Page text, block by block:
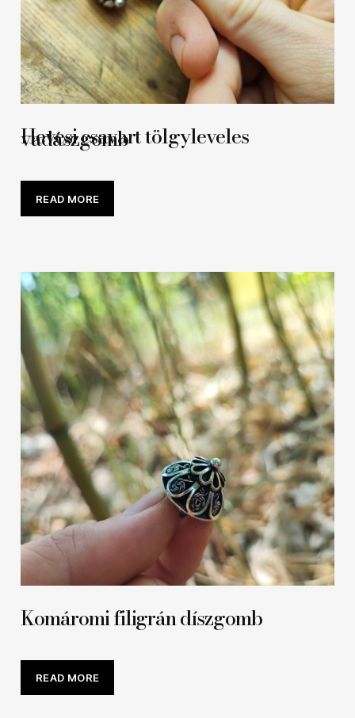
Hevesi csavart tölgyleveles
vadászgomb
READ MORE
Komáromi filigrán díszgomb
READ MORE